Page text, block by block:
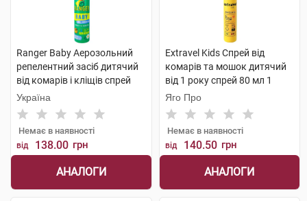
Ranger Baby Аерозольний
репелентний засіб дитячий
від комарів і кліщів спрей
150 мл 1 флакон
Україна
Немає в наявності
від 138.00 грн
АНАЛОГИ
Extravel Kids Спрей від
комарів та мошок дитячий
від 1 року спрей 80 мл 1
флакон
Яго Про
Немає в наявності
від 140.50 грн
АНАЛОГИ